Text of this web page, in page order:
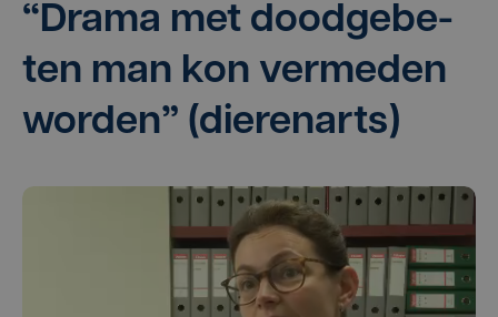
“Dra­ma met dood­ge­be­
ten man kon ver­me­den
wor­den” (die­ren­arts)